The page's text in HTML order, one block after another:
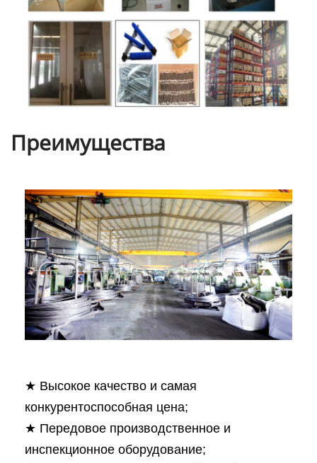
Преимущества
★ Высокое качество и самая
конкурентоспособная цена;
★ Передовое производственное и
инспекционное оборудование;